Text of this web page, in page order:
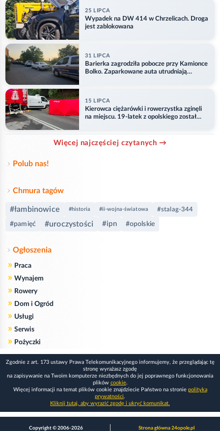
25 LIPCA
Wypadek na DW 414 w Chrzelicach. Droga
jest zablokowana
31 LIPCA
Barierka zagrodziła pobocze przy Kamionce
Bolko. Zaparkowane auta utrudniają
15 LIPCA
Kierowca ciężarówki i rowerzystka zginęli
na miejscu. 19-latek z opolskiego został
Więcej najczęściej czytanych →
Polub nas!
Chmura tagów
#łambinowice #historia #ii-wojna-światowa #stalag-344
#pamięć #uroczystości #ipn #opolskie
Ogłoszenia
» Praca
» Wynajem
» Rowery
» Dom i Ogród
» Usługi
» Serwis
» Pożyczki
Zgodnie z art. 173 ustawy Prawa Telekomunikacyjnego informujemy, że przeglądając tę
stronę wyrażasz zgodę
na zapisywanie na Twoim komputerze niezbędnych do jej poprawnego funkcjonowania
plików cookie.
Więcej informacji na temat plików cookie znajdziecie Państwo na stronie polityka
prywatności.
Kliknij tutaj, aby wyrazić zgodę i ukryć komunikat.
Copyright © 2006-2026 Strona główna 24opole.pl